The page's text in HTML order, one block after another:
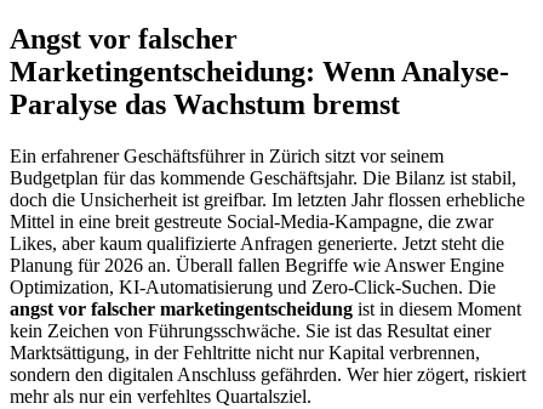
Angst vor falscher
Marketingentscheidung: Wenn Analyse-
Paralyse das Wachstum bremst
Ein erfahrener Geschäftsführer in Zürich sitzt vor seinem
Budgetplan für das kommende Geschäftsjahr. Die Bilanz ist stabil,
doch die Unsicherheit ist greifbar. Im letzten Jahr flossen erhebliche
Mittel in eine breit gestreute Social-Media-Kampagne, die zwar
Likes, aber kaum qualifizierte Anfragen generierte. Jetzt steht die
Planung für 2026 an. Überall fallen Begriffe wie Answer Engine
Optimization, KI-Automatisierung und Zero-Click-Suchen. Die
angst vor falscher marketingentscheidung ist in diesem Moment
kein Zeichen von Führungsschwäche. Sie ist das Resultat einer
Marktsättigung, in der Fehltritte nicht nur Kapital verbrennen,
sondern den digitalen Anschluss gefährden. Wer hier zögert, riskiert
mehr als nur ein verfehltes Quartalsziel.